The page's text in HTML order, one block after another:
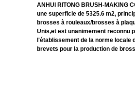
ANHUI RITONG BRUSH-MAKING
une superficie de 5325.6 m2,
brosses à rouleaux/brosses à
Unis,et est unanimement reconnu
l'établissement de la norme locale
brevets pour la production de